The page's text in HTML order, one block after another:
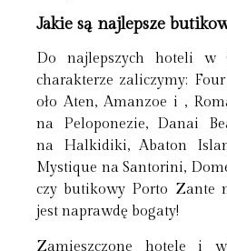
Jakie są najlepsze
Do najlepszych hoteli w
charakterze zaliczymy:
oło Aten, Amanzoe i ,
na Peloponezie, Danai
na Halkidiki, Abaton
Mystique na Santorini,
czy butikowy Porto Zante
jest naprawdę bogaty!
Zamieszczone hotele i